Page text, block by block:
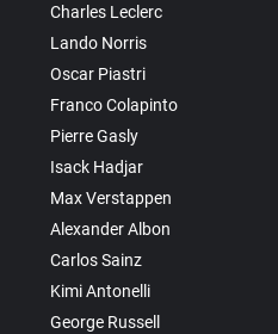
Charles Leclerc
Lando Norris
Oscar Piastri
Franco Colapinto
Pierre Gasly
Isack Hadjar
Max Verstappen
Alexander Albon
Carlos Sainz
Kimi Antonelli
George Russell